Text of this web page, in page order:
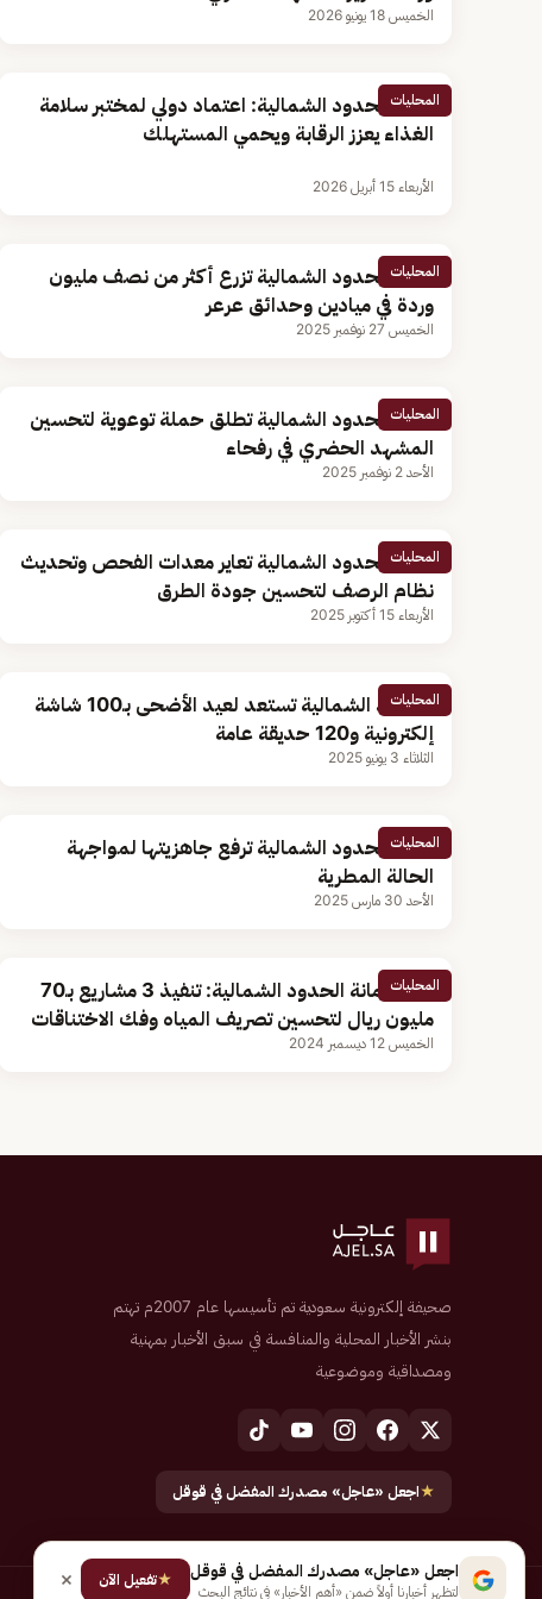
الخميس 18 يونيو 2026
المحليات
أمانة الحدود الشمالية: اعتماد دولي لمختبر سلامة
الغذاء يعزز الرقابة ويحمي المستهلك
الأربعاء 15 أبريل 2026
المحليات
أمانة الحدود الشمالية تزرع أكثر من نصف مليون
وردة في ميادين وحدائق عرعر
الخميس 27 نوفمبر 2025
المحليات
أمانة الحدود الشمالية تطلق حملة توعوية لتحسين
المشهد الحضري في رفحاء
الأحد 2 نوفمبر 2025
المحليات
أمانة الحدود الشمالية تعاير معدات الفحص وتحديث
نظام الرصف لتحسين جودة الطرق
الأربعاء 15 أكتوبر 2025
المحليات
الحدود الشمالية تستعد لعيد الأضحى بـ100 شاشة
إلكترونية و120 حديقة عامة
الثلاثاء 3 يونيو 2025
المحليات
أمانة الحدود الشمالية ترفع جاهزيتها لمواجهة
الحالة المطرية
الأحد 30 مارس 2025
المحليات
وكيل أمانة الحدود الشمالية: تنفيذ 3 مشاريع بـ70
مليون ريال لتحسين تصريف المياه وفك الاختناقات
الخميس 12 ديسمبر 2024
صحيفة إلكترونية سعودية تم تأسيسها عام 2007م تهتم
بنشر الأخبار المحلية والمنافسة في سبق الأخبار بمهنية
ومصداقية وموضوعية
★اجعل «عاجل» مصدرك المفضل في قوقل
اجعل «عاجل» مصدرك المفضل في قوقل
لتظهر أخبارنا أولاً ضمن «أهم الأخبار» في نتائج البحث
★تفعيل الآن